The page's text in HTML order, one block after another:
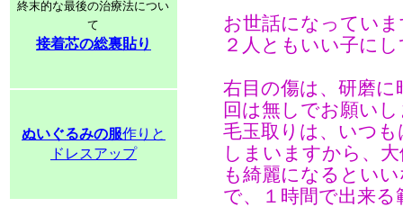
終末的な最後の治療法につい
て
接着芯の総裏貼り
ぬいぐるみの服作りと
ドレスアップ
お世話になってい
２人ともいい子に
右目の傷は、研磨
回は無しでお願い
毛玉取りは、いつ
しまいますから、
も綺麗になるとい
で、１時間で出来